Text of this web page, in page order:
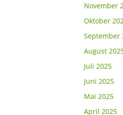
November
Oktober
September
August
Juli 2025
Juni 2025
Mai 2025
April 2025